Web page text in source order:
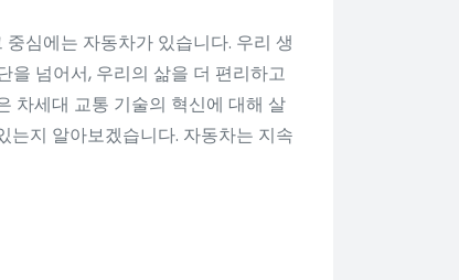
심에는 자동차가 있습니다. 우리 생
을 넘어서, 우리의 삶을 더 편리하고
차세대 교통 기술의 혁신에 대해 살
는지 알아보겠습니다. 자동차는 지속